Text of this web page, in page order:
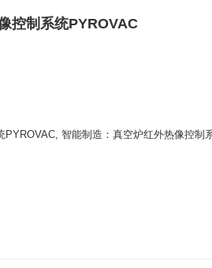
控制系统PYROVAC
PYROVAC, 智能制造：真空炉红外热像控制